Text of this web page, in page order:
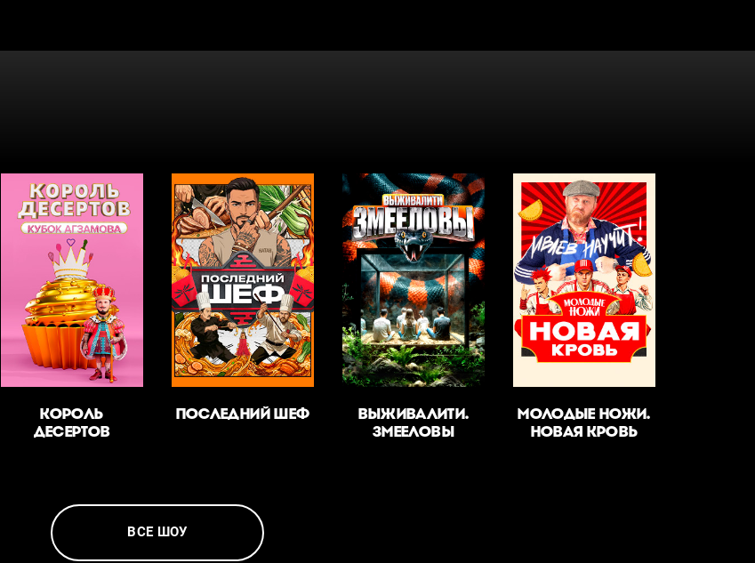
КОРОЛЬ
ДЕСЕРТОВ
ПОСЛЕДНИЙ ШЕФ
ВЫЖИВАЛИТИ.
ЗМЕЕЛОВЫ
МОЛОДЫЕ НОЖИ.
НОВАЯ КРОВЬ
ВСЕ ШОУ